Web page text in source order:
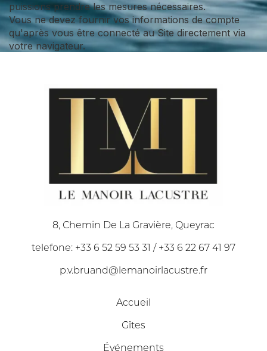
puissions prendre les mesures nécessaires.
Vous ne devez fournir vos informations de compte
qu'après vous être connecté au Site directement via
votre navigateur.
8, Chemin De La Gravière, Queyrac
telefone: +33 6 52 59 53 31 / +33 6 22 67 41 97
p.v.bruand@lemanoirlacustre.fr
Accueil
Gîtes
Événements